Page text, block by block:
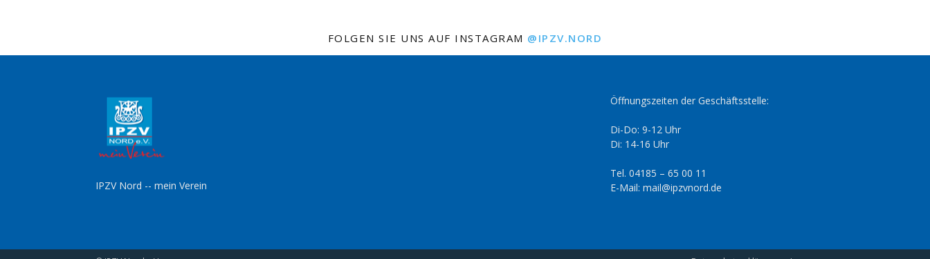
FOLGEN SIE UNS AUF INSTAGRAM @IPZV.NORD
IPZV Nord -- mein Verein
Öffnungszeiten der Geschäftsstelle:
Di-Do: 9-12 Uhr
Di: 14-16 Uhr
Tel. 04185 – 65 00 11
E-Mail: mail@ipzvnord.de